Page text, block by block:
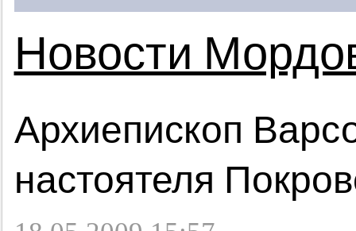
Новости
Архиепископ
настоятеля